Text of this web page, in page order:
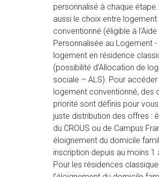
personnalisé à chaque
aussi le choix entre logement
conventionné (éligible à l’Aide
Personnalisée au Logement -
logement en résidence
(possibilité d’Allocation de
sociale – ALS). Pour accéder
logement conventionné, des
priorité sont définis pour
juste distribution des offres :
du CROUS ou de Campus
éloignement du domicile
inscription depuis au moins 1
Pour les résidences